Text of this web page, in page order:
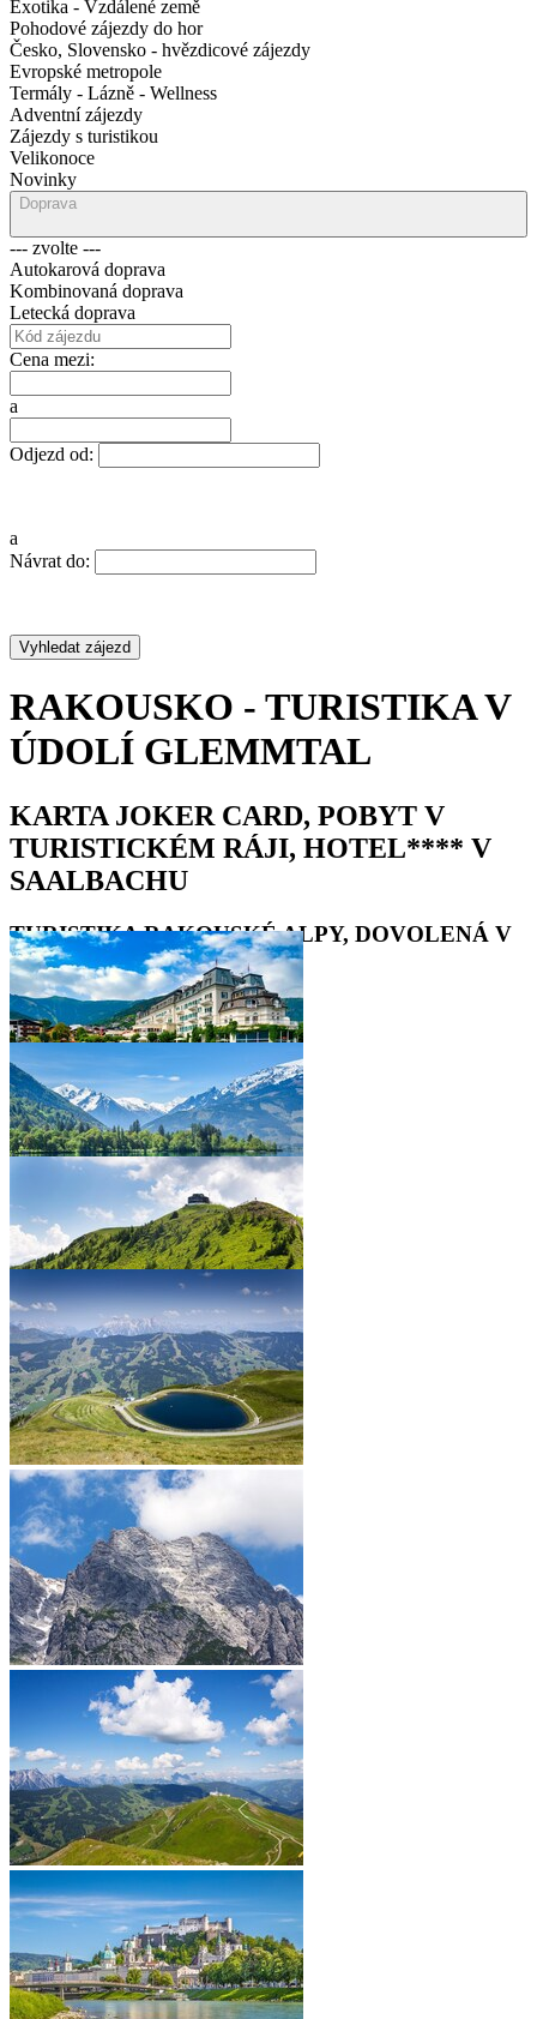
Exotika - Vzdálené země
Pohodové zájezdy do hor
Česko, Slovensko - hvězdicové zájezdy
Evropské metropole
Termály - Lázně - Wellness
Adventní zájezdy
Zájezdy s turistikou
Velikonoce
Novinky
Doprava
--- zvolte ---
Autokarová doprava
Kombinovaná doprava
Letecká doprava
Cena mezi:
a
Odjezd od:
a
Návrat do:
RAKOUSKO - TURISTIKA V
ÚDOLÍ GLEMMTAL
KARTA JOKER CARD, POBYT V
TURISTICKÉM RÁJI, HOTEL**** V
SAALBACHU
TURISTIKA RAKOUSKÉ ALPY, DOVOLENÁ V
RAKOUSKU
•••••••• •••••